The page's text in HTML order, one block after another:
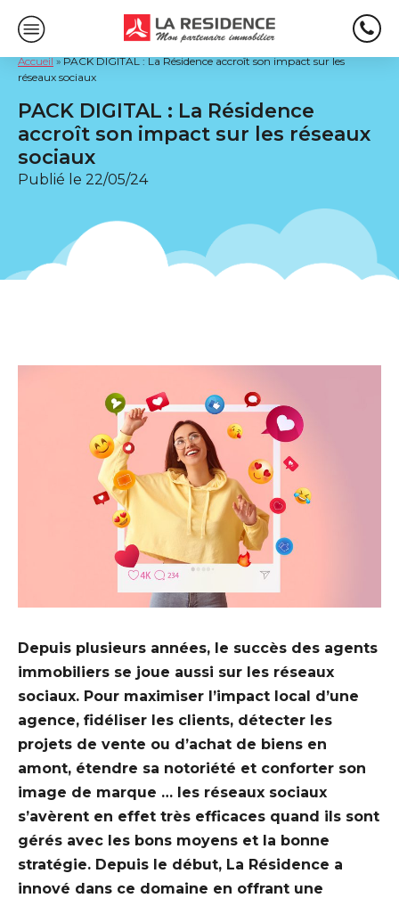
Accueil»PACK DIGITAL : La Résidence accroît son impact sur les
réseaux sociaux
PACK DIGITAL : La Résidence
accroît son impact sur les réseaux
sociaux
Publié le 22/05/24
Depuis plusieurs années, le succès des agents
immobiliers se joue aussi sur les réseaux
sociaux. Pour maximiser l’impact local d’une
agence, fidéliser les clients, détecter les
projets de vente ou d’achat de biens en
amont, étendre sa notoriété et conforter son
image de marque … les réseaux sociaux
s’avèrent en effet très efficaces quand ils sont
gérés avec les bons moyens et la bonne
stratégie. Depuis le début, La Résidence a
innové dans ce domaine en offrant une